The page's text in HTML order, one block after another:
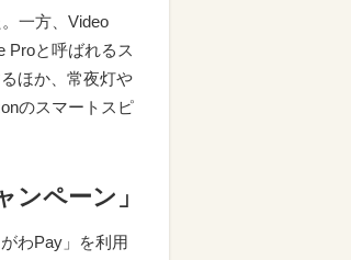
一方、Video
Proと呼ばれるス
ほか、常夜灯や
のスマートスピ
ンペーン」
わPay」を利用